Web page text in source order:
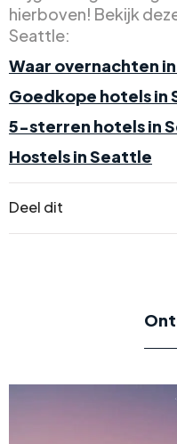
hierboven! Bekijk
Seattle:
Waar overnachten
Goedkope hotels in
5-sterren hotels in
Hostels in Seattle
Deel dit